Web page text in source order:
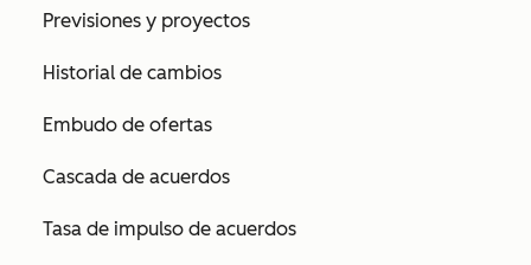
Previsiones y proyectos
Historial de cambios
Embudo de ofertas
Cascada de acuerdos
Tasa de impulso de acuerdos